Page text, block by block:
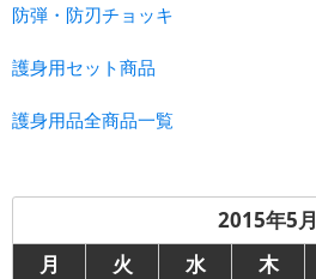
防弾・防刃チョッキ
護身用セット商品
護身用品全商品一覧
2015年5月
月
火 水 木